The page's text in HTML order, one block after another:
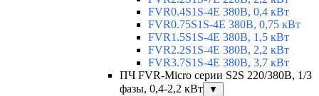
FVR0.4S1S-4E 380В, 0,4 кВт
FVR0.75S1S-4E 380В, 0,75 кВт
FVR1.5S1S-4E 380В, 1,5 кВт
FVR2.2S1S-4E 380В, 2,2 кВт
FVR3.7S1S-4E 380В, 3,7 кВт
ПЧ FVR-Micro серии S2S 220/380В, 1/3
фазы, 0,4-2,2 кВт
▼